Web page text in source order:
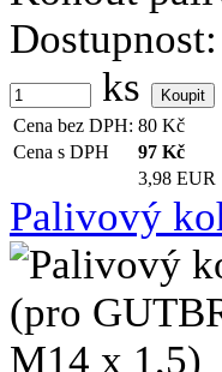
Dostupnost:
ks
Cena bez DPH: 80 Kč
Cena s DPH
97 Kč
3,98 EUR
Palivový